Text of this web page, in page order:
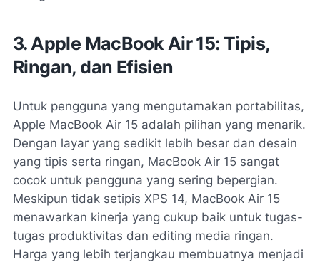
3. Apple MacBook Air 15: Tipis,
Ringan, dan Efisien
Untuk pengguna yang mengutamakan portabilitas,
Apple MacBook Air 15 adalah pilihan yang menarik.
Dengan layar yang sedikit lebih besar dan desain
yang tipis serta ringan, MacBook Air 15 sangat
cocok untuk pengguna yang sering bepergian.
Meskipun tidak setipis XPS 14, MacBook Air 15
menawarkan kinerja yang cukup baik untuk tugas-
tugas produktivitas dan editing media ringan.
Harga yang lebih terjangkau membuatnya menjadi